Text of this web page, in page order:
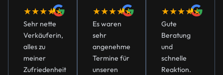
★★★★★
Sehr nette
Verkäuferin,
alles zu
meiner
Zufriedenheit
★★★★★
Es waren
sehr
angenehme
Termine für
unseren
★★★★★
Gute
Beratung
und
schnelle
Reaktion.